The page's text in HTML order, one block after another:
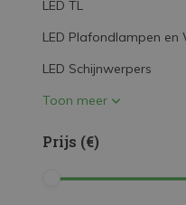
Decoratieve
LED
LED
LED TL
LED Plafondlampen en
LED Schijnwerpers
Toon meer
Prijs (€)